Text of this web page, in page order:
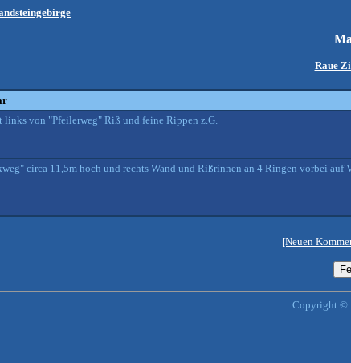
Raue
links von "Pfeilerweg" Riß und feine Rippen z.G.
circa 11,5m hoch und rechts Wand und Rißrinnen an 4 Ringen vorbei auf
[Neuen
Copyright ©